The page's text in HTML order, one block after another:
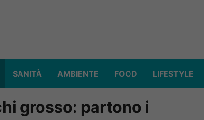
SANITÀ AMBIENTE FOOD LIFESTYLE
grosso: partono i